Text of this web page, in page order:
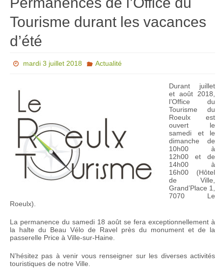
Tourisme durant les vacances
d’été
mardi 3 juillet 2018 Actualité
Durant juillet
et août 2018,
l’Office du
Tourisme du
Roeulx est
ouvert le
samedi et le
dimanche de
10h00 à
12h00 et de
14h00 à
16h00 (Hôtel
de Ville,
Grand’Place 1,
7070 Le
Roeulx).
La permanence du samedi 18 août se fera exceptionnellement à
la halte du Beau Vélo de Ravel près du monument et de la
passerelle Price à Ville-sur-Haine.
N’hésitez pas à venir vous renseigner sur les diverses activités
touristiques de notre Ville.